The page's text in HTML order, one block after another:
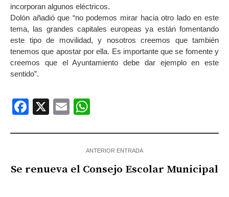
incorporan algunos eléctricos.
Dolón añadió que “no podemos mirar hacia otro lado en este
tema, las grandes capitales europeas ya están fomentando
este tipo de movilidad, y nosotros creemos que también
tenemos que apostar por ella. Es importante que se fomente y
creemos que el Ayuntamiento debe dar ejemplo en este
sentido”.
Facebook
X Email
ANTERIOR ENTRADA
Se renueva el Consejo Escolar Municipal